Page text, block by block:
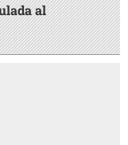
al